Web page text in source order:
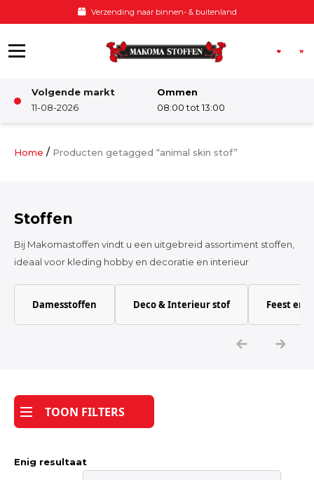
Verzending naar binnen- & buitenland
Volgende markt
11-08-2026
Ommen
08:00 tot 13:00
Damesstoffen
Katoen
Tijdpakker stof
Home / Producten getagged “animal skin stof”
Stoffen
Bij Makomastoffen vindt u een uitgebreid assortiment stoffen,
ideaal voor kleding hobby en decoratie en interieur
Damesstoffen Deco & Interieur stof Feest en
TOON FILTERS
Enig resultaat